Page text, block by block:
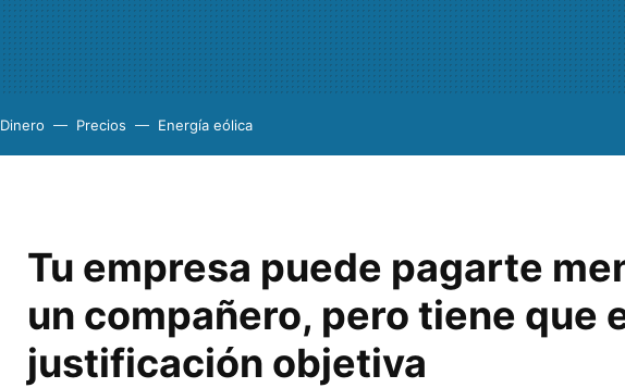
Dinero Precios Energía eólica
Tu empresa puede pagarte
un compañero, pero tiene que
justificación objetiva